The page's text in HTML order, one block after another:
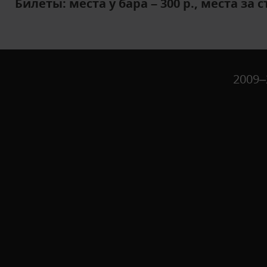
Билеты: места у бара – 300 р., места за